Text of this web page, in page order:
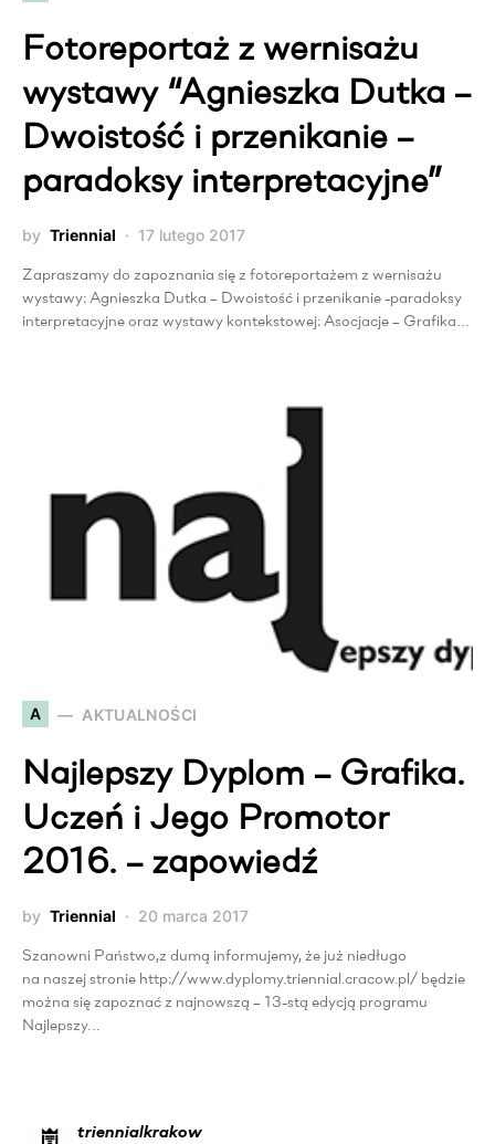
Fotoreportaż z wernisażu
wystawy “Agnieszka Dutka –
Dwoistość i przenikanie –
paradoksy interpretacyjne”
by Triennial 17 lutego 2017
Zapraszamy do zapoznania się z fotoreportażem z wernisażu
wystawy: Agnieszka Dutka – Dwoistość i przenikanie -paradoksy
interpretacyjne oraz wystawy kontekstowej: Asocjacje – Grafika…
A AKTUALNOŚCI
Najlepszy Dyplom – Grafika.
Uczeń i Jego Promotor
2016. – zapowiedź
by Triennial 20 marca 2017
Szanowni Państwo,z dumą informujemy, że już niedługo
na naszej stronie http://www.dyplomy.triennial.cracow.pl/ będzie
można się zapoznać z najnowszą – 13-stą edycją programu
Najlepszy…
triennialkrakow